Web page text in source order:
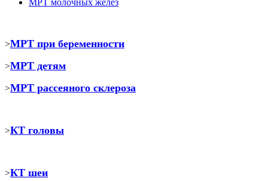
>МРТ при беременности
>МРТ детям
>МРТ рассеяного склероза
>КТ головы
>КТ шеи